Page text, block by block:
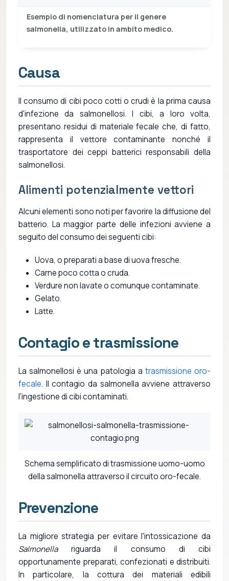
Esempio di nomenclatura per il genere
salmonella, utilizzato in ambito medico.
Causa
Il consumo di cibi poco cotti o crudi è la prima causa
d'infezione da salmonellosi. I cibi, a loro volta,
presentano residui di materiale fecale che, di fatto,
rappresenta il vettore contaminante nonché il
trasportatore dei ceppi batterici responsabili della
salmonellosi.
Alimenti potenzialmente vettori
Alcuni elementi sono noti per favorire la diffusione del
batterio. La maggior parte delle infezioni avviene a
seguito del consumo dei seguenti cibi:
Uova, o preparati a base di uova fresche.
Carne poco cotta o cruda.
Verdure non lavate o comunque contaminate.
Gelato.
Latte.
Contagio e trasmissione
La salmonellosi è una patologia a trasmissione oro-
fecale. Il contagio da salmonella avviene attraverso
l'ingestione di cibi contaminati.
Schema semplificato di trasmissione uomo-uomo
della salmonella attraverso il circuito oro-fecale.
Prevenzione
La migliore strategia per evitare l'intossicazione da
Salmonellariguarda il consumo di cibi
opportunamente preparati, confezionati e distribuiti.
In particolare, la cottura dei materiali edibili